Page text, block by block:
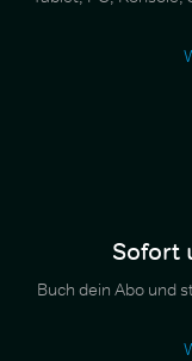
Sofort
Buch dein Abo und